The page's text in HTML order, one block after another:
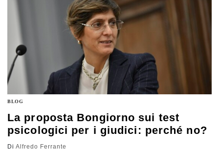
BLOG
La proposta Bongiorno sui test
psicologici per i giudici: perché no?
Di Alfredo Ferrante